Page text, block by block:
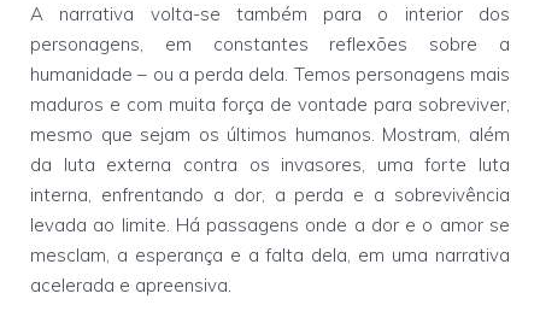
A narrativa volta-se também para o interior dos
personagens, em constantes reflexões sobre a
humanidade – ou a perda dela. Temos personagens mais
maduros e com muita força de vontade para sobreviver,
mesmo que sejam os últimos humanos. Mostram, além
da luta externa contra os invasores, uma forte luta
interna, enfrentando a dor, a perda e a sobrevivência
levada ao limite. Há passagens onde a dor e o amor se
mesclam, a esperança e a falta dela, em uma narrativa
acelerada e apreensiva.